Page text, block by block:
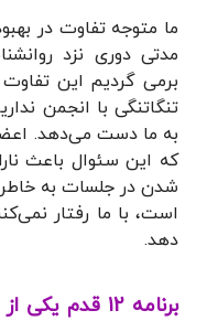
ما متوجه تفاوت در
مدتی دوری نزد
برمی گردیم این
تنگاتنگی با انجمن
به ما دست می‌دهد.
که این سئوال باعث
شدن در جلسات به خاطر
است، با ما رفتار
دهد.
برنامه 12